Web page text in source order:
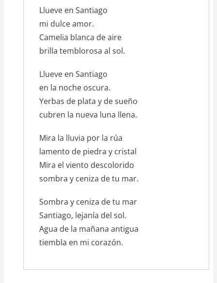
texto_poema
Llueve en Santiago
mi dulce amor.
Camelia blanca de aire
brilla temblorosa al sol.
Llueve en Santiago
en la noche oscura.
Yerbas de plata y de sueño
cubren la nueva luna llena.
Mira la lluvia por la rúa
lamento de piedra y cristal
Mira el viento descolorido
sombra y ceniza de tu mar.
Sombra y ceniza de tu mar
Santiago, lejanía del sol.
Agua de la mañana antigua
tiembla en mi corazón.